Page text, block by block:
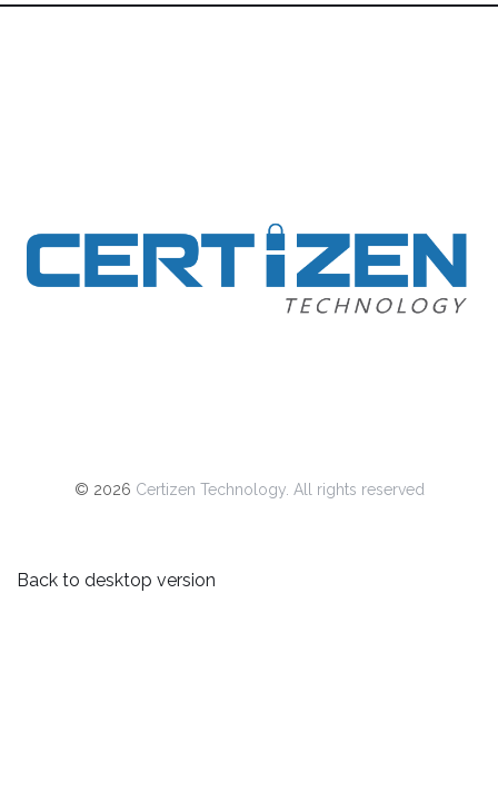
© 2026 Certizen Technology. All rights reserved
Back to desktop version